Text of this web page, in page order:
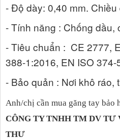
- Độ dày: 0,40 mm. Chiều
- Tính năng : Chống dầu,
- Tiêu chuẩn : CE 2777,
388-1:2016, EN ISO 374-
- Bảo quản : Nơi khô ráo,
Anh/chị cần mua găng tay bảo
CÔNG TY TNHH TM DV TƯ
THƯ